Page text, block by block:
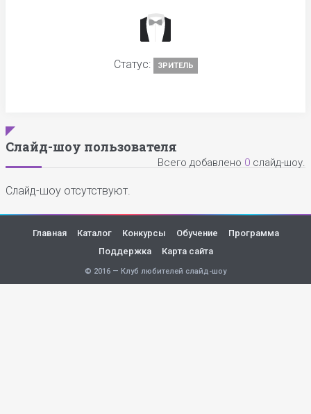
Статус: ЗРИТЕЛЬ
Слайд-шоу пользователя
Всего добавлено 0 слайд-шоу.
Слайд-шоу отсутствуют.
Главная Каталог Конкурсы Обучение
Программа
Поддержка
Карта сайта
© 2016 — Клуб любителей слайд-шоу